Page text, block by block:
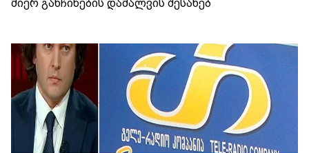
მიერ განჩინების დამალვის შესახებ